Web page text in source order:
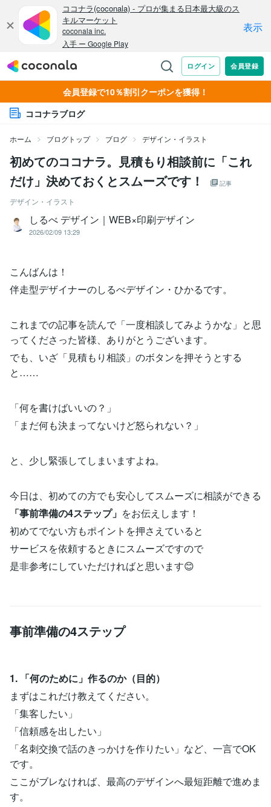
会員登録で10％割引クーポンを獲得！
ココナラブログ
ホーム ブログトップ ブログ デザイン・イラスト
初めてのココナラ。見積もり相談前に「これ
だけ」決めておくとスムーズです！
記事
デザイン・イラスト
しるべ デザイン｜WEB×印刷デザイン
2026/02/09 13:29
こんばんは！
伴走型デザイナーのしるべデザイン・ひかるです。
これまでの記事を読んで「一度相談してみようかな」と思
ってくださった皆様、ありがとうございます。
でも、いざ「見積もり相談」のボタンを押そうとする
と……
「何を書けばいいの？」
「まだ何も決まってないけど怒られない？」
と、少し緊張してしまいますよね。
今日は、初めての方でも安心してスムーズに相談ができる
「事前準備の4ステップ」 をお伝えします！
初めてでない方もポイントを押さえていると
サービスを依頼するときにスムーズですので
是非参考にしていただければと思います😊
事前準備の4ステップ
1. 「何のために」作るのか（目的）
まずはこれだけ教えてください。
「集客したい」
「信頼感を出したい」
「名刺交換で話のきっかけを作りたい」など、一言でOK
です。
ここがブレなければ、最高のデザインへ最短距離で進めま
す。